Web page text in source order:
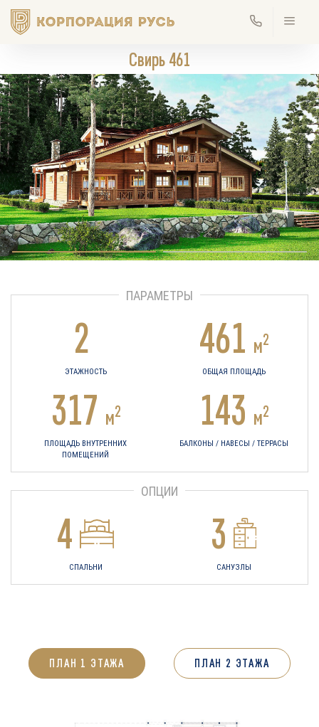
Свирь 461
ПАРАМЕТРЫ
2
ЭТАЖНОСТЬ
461 м2
ОБЩАЯ ПЛОЩАДЬ
317 м2
ПЛОЩАДЬ ВНУТРЕННИХ
ПОМЕЩЕНИЙ
143 м2
БАЛКОНЫ / НАВЕСЫ / ТЕРРАСЫ
ОПЦИИ
4
СПАЛЬНИ
3
САНУЗЛЫ
ПЛАН 1 ЭТАЖА ПЛАН 2 ЭТАЖА